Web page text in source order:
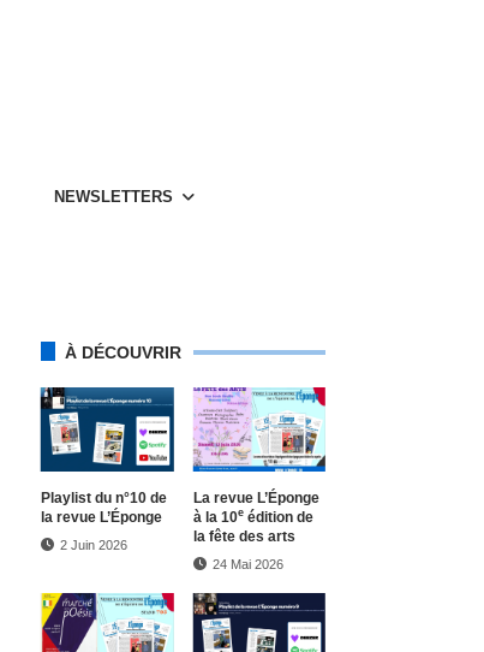
NEWS­LET­TERS
À DÉCOUVRIR
Play­list du n°10 de
la revue L’Éponge
2 Juin 2026
La revue L’Éponge
à la 10eédition de
la fête des arts
24 Mai 2026